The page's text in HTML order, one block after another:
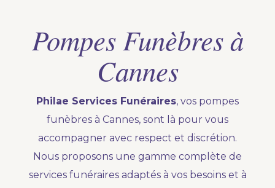
Pompes Funèbres à
Cannes
Philae Services Funéraires, vos pompes
funèbres à Cannes, sont là pour vous
accompagner avec respect et discrétion.
Nous proposons une gamme complète de
services funéraires adaptés à vos besoins et à